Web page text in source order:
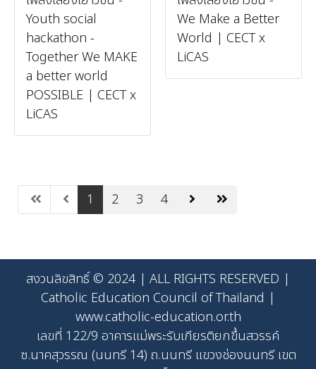
Youth social
hackathon -
Together We MAKE
a better world
POSSIBLE | CECT x
LiCAS
We Make a Better
World | CECT x
LiCAS
1 2 3 4
สงวนลิขสิทธิ์ © 2024 | ALL RIGHTS RESERVED |
Catholic Education Council of Thailand |
www.catholic-education.or.th
เลขที่ 122/9 อาคารแม่พระรับเกียรติยกขึ้นสวรรค์
ซ.นาคสุวรรณ (นนทรี 14) ถ.นนทรี แขวงช่องนนทรี เขต